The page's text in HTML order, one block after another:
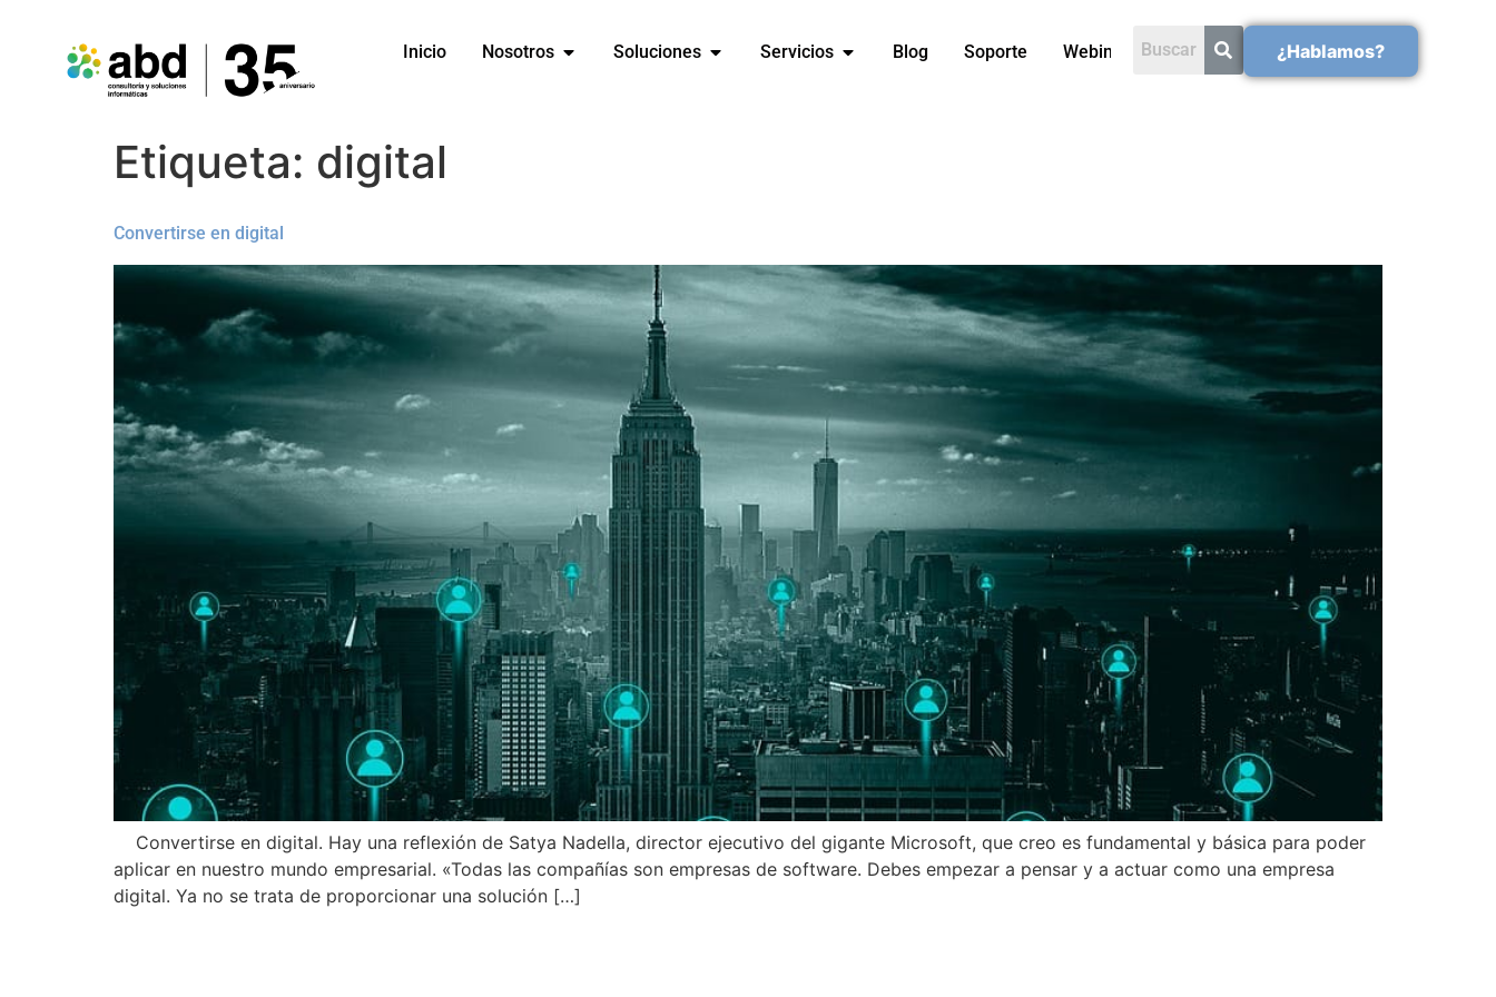
Inicio Nosotros Soluciones Servicios Blog Soporte Webinars ¿Hablamos?
Etiqueta: digital
Convertirse en digital
Convertirse en digital. Hay una reflexión de Satya Nadella, director ejecutivo del gigante Microsoft, que creo es fundamental y básica para poder
aplicar en nuestro mundo empresarial. «Todas las compañías son empresas de software. Debes empezar a pensar y a actuar como una empresa
digital. Ya no se trata de proporcionar una solución […]